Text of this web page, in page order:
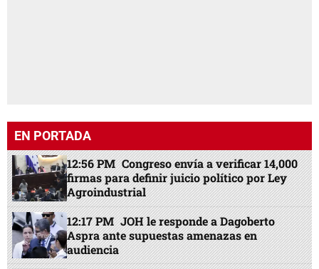
EN PORTADA
12:56 PM Congreso envía a verificar 14,000
firmas para definir juicio político por Ley
Agroindustrial
12:17 PM JOH le responde a Dagoberto
Aspra ante supuestas amenazas en
audiencia